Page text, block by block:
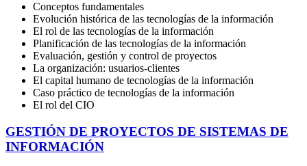
Conceptos fundamentales
Evolución histórica de las tecnologías de la información
El rol de las tecnologías de la información
Planificación de las tecnologías de la información
Evaluación, gestión y control de proyectos
La organización: usuarios-clientes
El capital humano de tecnologías de la información
Caso práctico de tecnologías de la información
El rol del CIO
GESTIÓN DE PROYECTOS DE SISTEMAS DE
INFORMACIÓN